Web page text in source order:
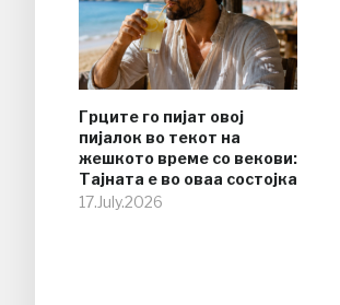
Грците го пијат овој
пијалок во текот на
жешкото време со векови:
Тајната е во оваа состојка
17.July.2026